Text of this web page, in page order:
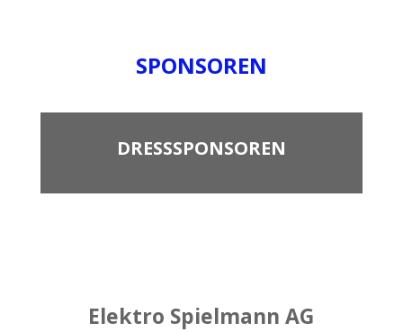
SPONSOREN
DRESSSPONSOREN
Elektro Spielmann AG